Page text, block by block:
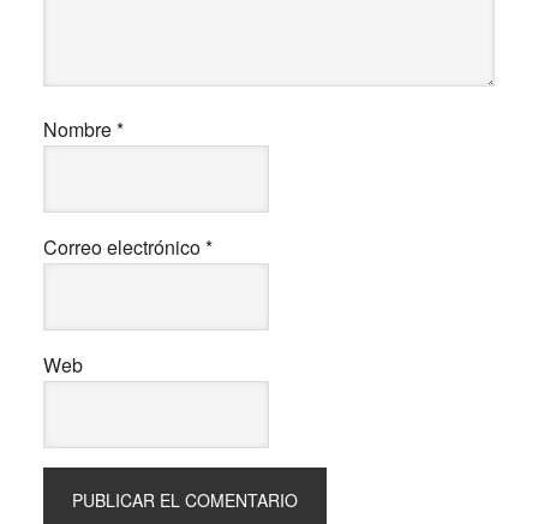
Nombre*
Correo electrónico*
Web